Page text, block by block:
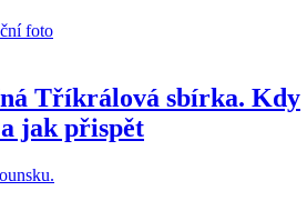
Tříkrálová sbírka. Kdy
jak přispět